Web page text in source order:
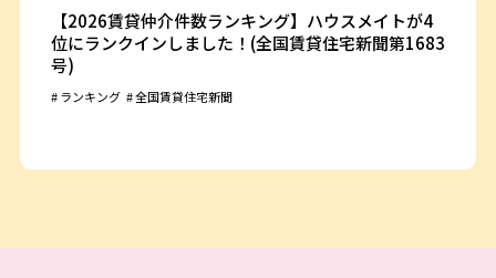
【2026賃貸仲介件数ランキング】ハウスメイトが4
位にランクインしました！(全国賃貸住宅新聞第1683
号)
ランキング 全国賃貸住宅新聞